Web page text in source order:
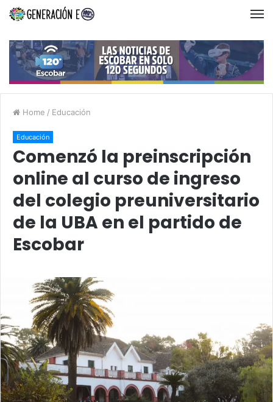
Home / Educación
Educación
Comenzó la preinscripción
online al curso de ingreso
del colegio preuniversitario
de la UBA en el partido de
Escobar